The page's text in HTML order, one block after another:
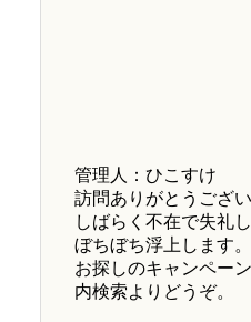
管理人：ひこすけ
訪問ありがとうござい
しばらく不在で失礼し
ぼちぼち浮上します。
お探しのキャンペー
内検索よりどうぞ。